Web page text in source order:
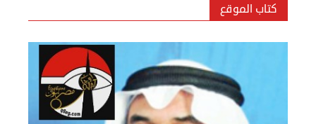
كتاب الموقع